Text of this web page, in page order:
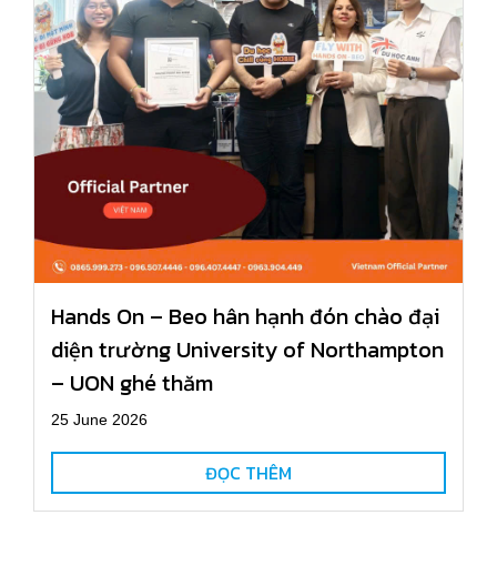
Hands On – Beo hân hạnh đón chào đại
diện trường University of Northampton
– UON ghé thăm
25 June 2026
ĐỌC THÊM